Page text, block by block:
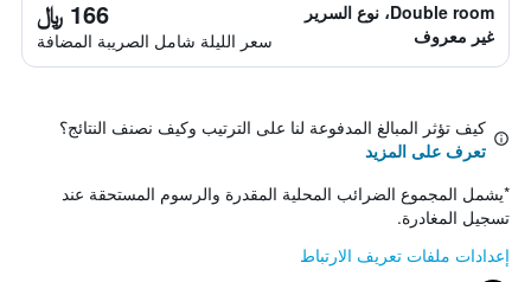
Double room، نوع السرير
غير معروف
166 ﷼
سعر الليلة شامل الصريبة المضافة
كيف تؤثر المبالغ المدفوعة لنا على الترتيب وكيف نصنف النتائج؟
تعرف على المزيد
*يشمل المجموع الضرائب المحلية المقدرة والرسوم المستحقة عند
تسجيل المغادرة.
إعدادات ملفات تعريف الارتباط